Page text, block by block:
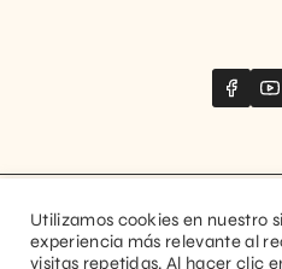
Website created byStimize
Utilizamos cookies en nuestro
experiencia más relevante al
visitas repetidas. Al hacer clic